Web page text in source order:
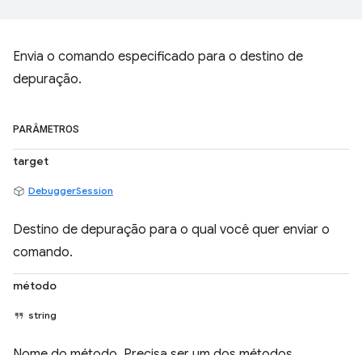
Envia o comando especificado para o destino de
depuração.
PARÂMETROS
target
DebuggerSession
Destino de depuração para o qual você quer enviar o
comando.
método
string